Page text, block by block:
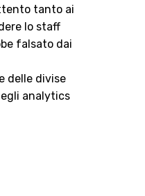
tanto ai
lo staff
falsato dai
delle divise
analytics